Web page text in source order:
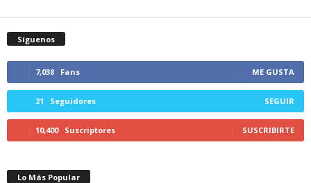
Síguenos
7,038 Fans ME GUSTA
21 Seguidores SEGUIR
10,400 Suscriptores SUSCRIBIRTE
Lo Más Popular